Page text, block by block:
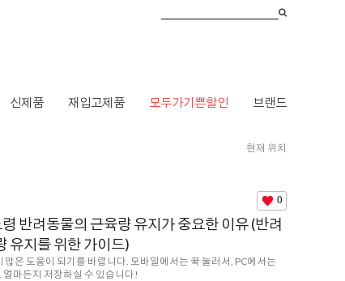
신제품 재입고제품 모두가기쁜할인 브랜드
현재 위치
0
반려동물의 근육량 유지가 중요한 이유 (반려
유지를 위한 가이드)
많은 도움이 되기를 바랍니다. 모바일에서는 꾹 눌러서, PC에서는
얼마든지 저장하실 수 있습니다!